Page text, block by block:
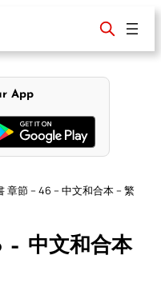
App
章節 – 46 – 中文和合本 – 繁
– 中文和合本